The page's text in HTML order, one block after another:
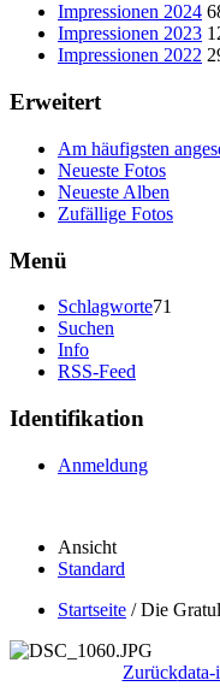
Impressionen 2024
Impressionen 2023
Impressionen 2022
Erweitert
Am häufigsten
Neueste Fotos
Neueste Alben
Zufällige Fotos
Menü
Schlagworte71
Suchen
Info
RSS-Feed
Identifikation
Anmeldung
Ansicht
Standard
Startseite /Die
Zurück